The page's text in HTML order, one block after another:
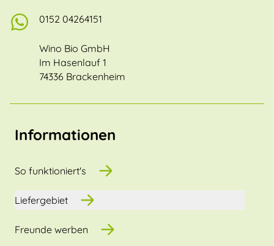
0152 04264151
Wino Bio GmbH
Im Hasenlauf 1
74336 Brackenheim
Informationen
So funktioniert's
Liefergebiet
Freunde werben